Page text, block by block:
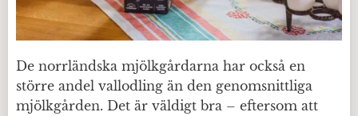
De norrländska mjölkgårdarna har också en
större andel vallodling än den genomsnittliga
mjölkgården. Det är väldigt bra – eftersom att